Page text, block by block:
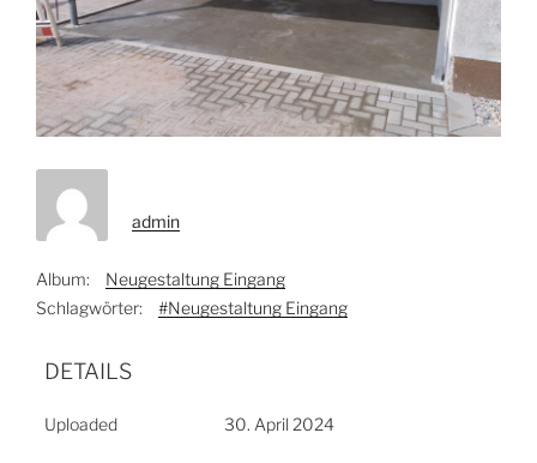
admin
Album:
Neugestaltung Eingang
Schlagwörter:
#Neugestaltung Eingang
DETAILS
Uploaded 30. April 2024